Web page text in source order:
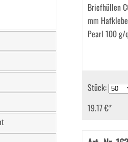
Briefhüllen
mm
Pearl 100 g/
Stück:
19.17 €*